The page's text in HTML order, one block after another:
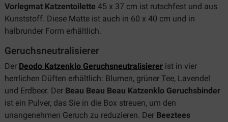
Vorlegmat Katzentoilette 45 x 37 cm ist rutschfest und aus
Kunststoff. Diese Matte ist auch in 60 x 40 cm und in
halbrunder Form erhältlich.
Geruchsneutralisierer
Der Deodo Katzenklo Geruchsneutralisierer ist in vier
herrlichen Düften erhältlich: Blumen, grüner Tee, Lavendel
und Erdbeer. Der Beau Beau Beau Katzenklo Geruchsbinder
ist ein Pulver, das Sie in die Box streuen, um den
unangenehmen Geruch zu reduzieren. Der Beeztees